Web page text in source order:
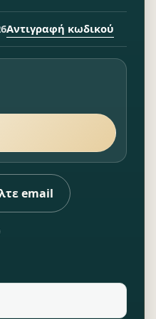
Αντιγραφή κωδικού
email